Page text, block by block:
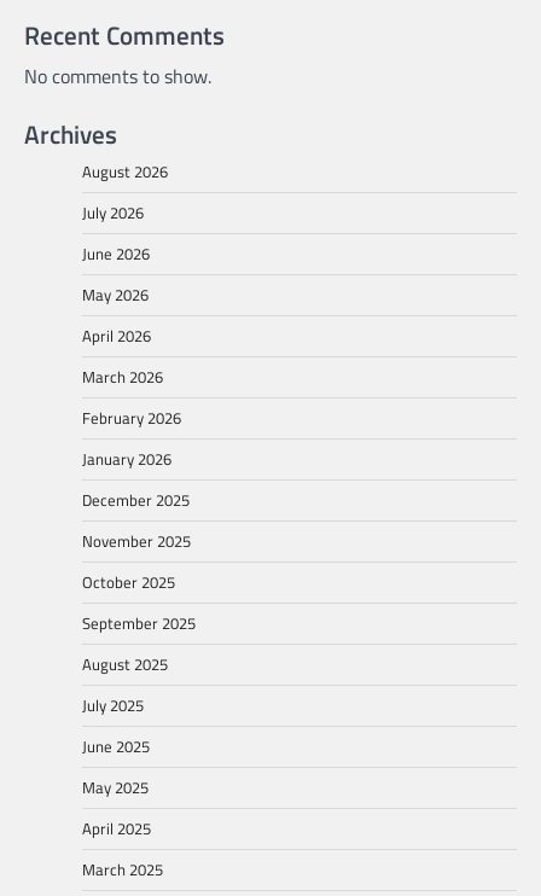
Recent Comments
No comments to show.
Archives
August 2026
July 2026
June 2026
May 2026
April 2026
March 2026
February 2026
January 2026
December 2025
November 2025
October 2025
September 2025
August 2025
July 2025
June 2025
May 2025
April 2025
March 2025